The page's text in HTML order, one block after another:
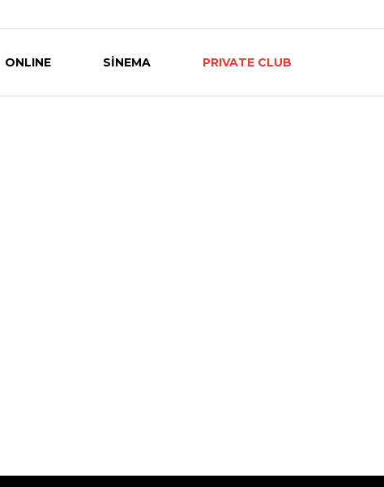
ONLINE SİNEMA PRIVATE CLUB